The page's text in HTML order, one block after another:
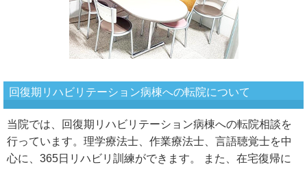
回復期リハビリテーション病棟への転院について
当院では、回復期リハビリテーション病棟への転院相談を
行っています。理学療法士、作業療法士、言語聴覚士を中
心に、365日リハビリ訓練ができます。 また、在宅復帰に